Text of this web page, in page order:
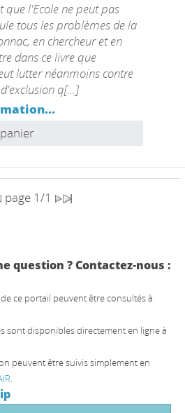
que l'Ecole ne peut pas
tous les problèmes de la
en chercheur et en
dans ce livre que
lutter néanmoins contre
q[...]
page 1/1
question ? Contactez-nous :
ce portail peuvent être consultés à
sont disponibles directement en ligne à
peuvent être suivis simplement en